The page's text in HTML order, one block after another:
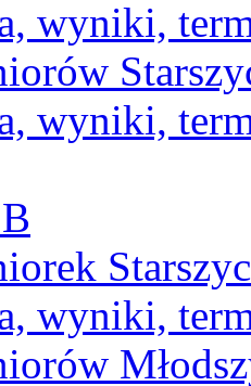
wyniki,
wyniki,
wyniki,